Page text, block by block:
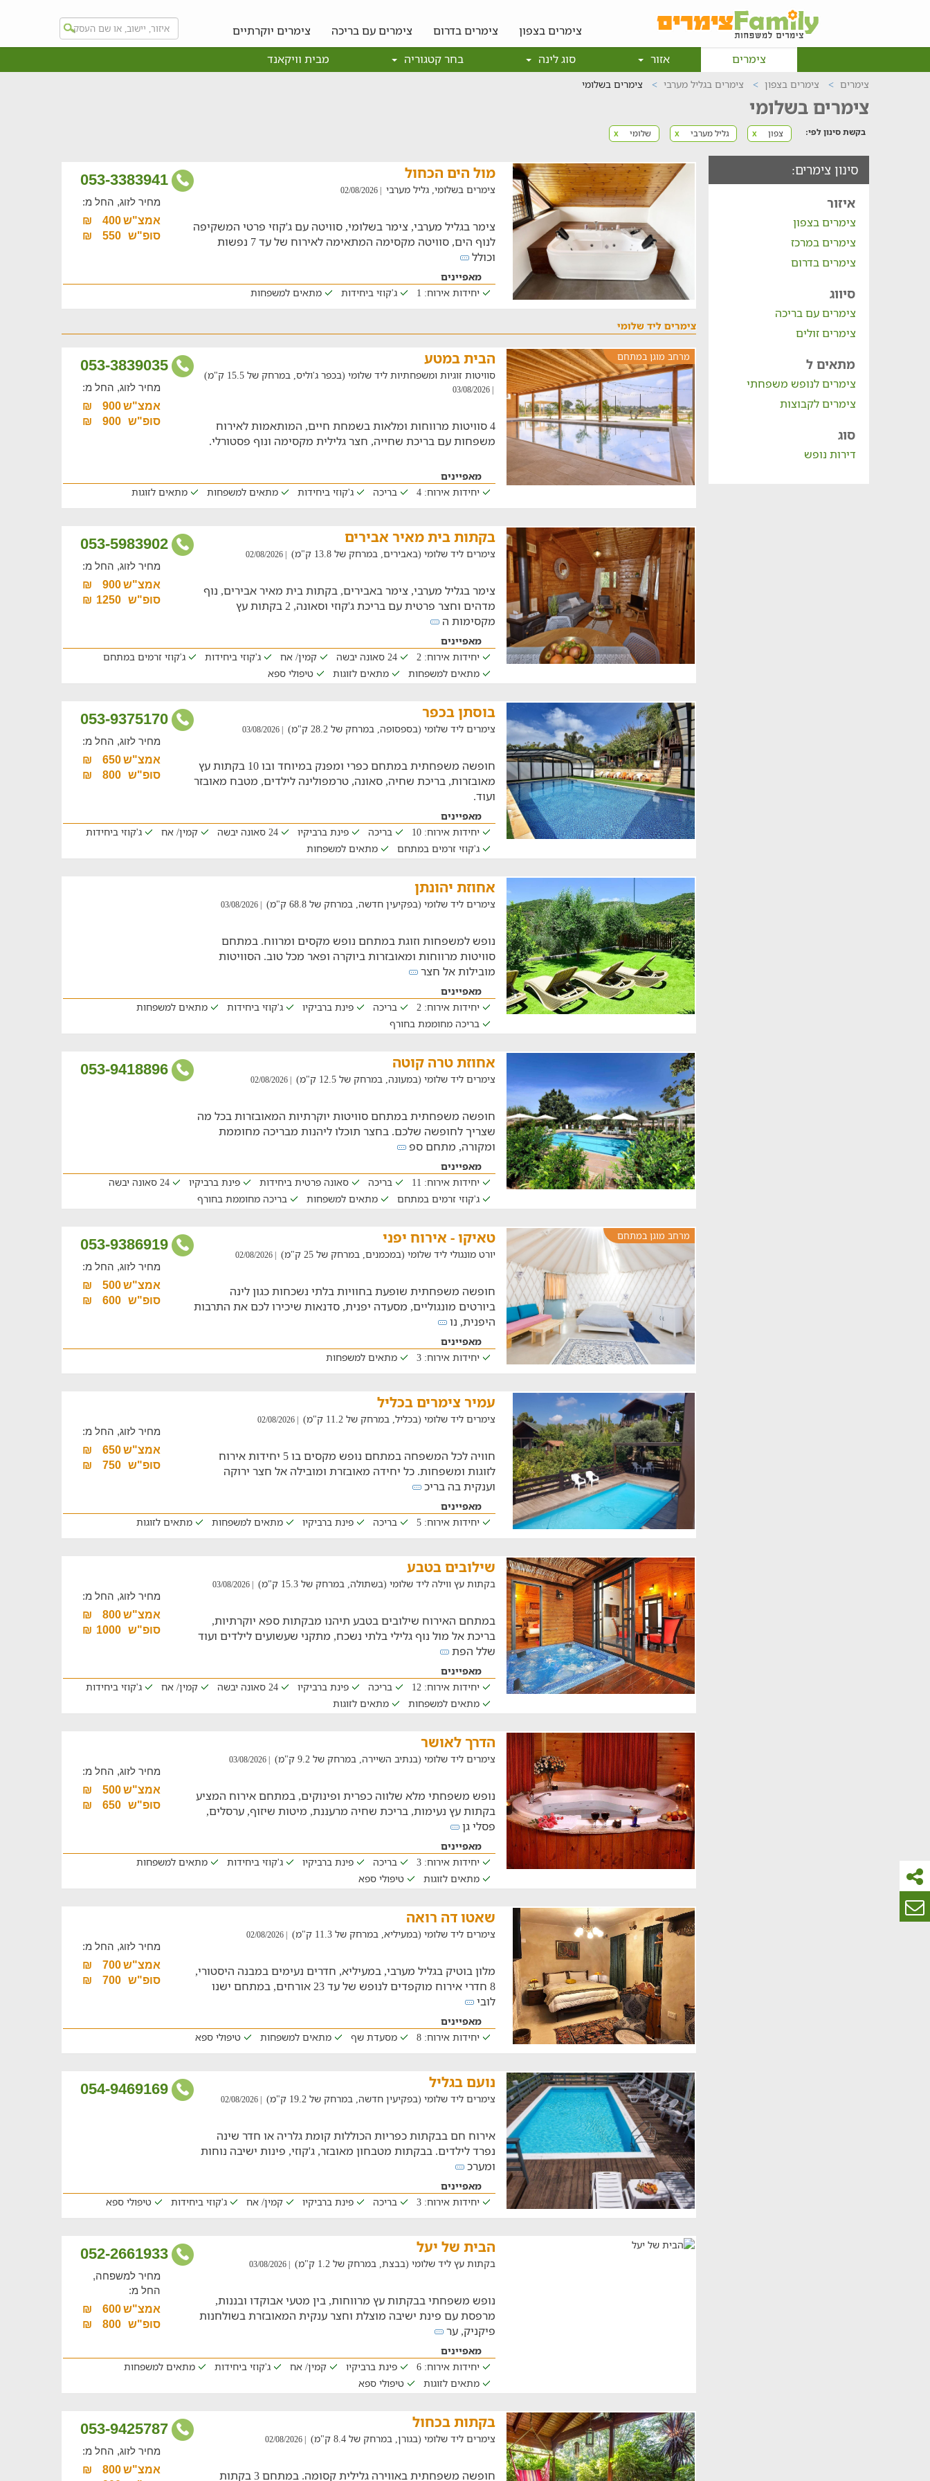
צימרים בצפון צימרים בדרום צימרים עם בריכה
צימרים יוקרתיים
צימרים
אזור סוג לינה בחר קטגוריה מבית וויקאנד
צימרים צימרים בצפון צימרים בגליל מערבי צימרים בשלומי
צימרים בשלומי
בקשת סינון לפי: x צפון x גליל מערבי x שלומי
סינון צימרים:
איזור
צימרים בצפון
צימרים במרכז
צימרים בדרום
סיווג
צימרים עם בריכה
צימרים זולים
מתאים ל
צימרים לנופש משפחתי
צימרים לקבוצות
סוג
דירות נופש
053-3383941 מול הים הכחול
צימרים בשלומי, גליל מערבי | 02/08/2026
צימר בגליל מערבי, צימר בשלומי, סוויטה עם ג'קוזי פרטי המשקיפה
לנוף הים, סוויטה מקסימה המתאימה לאירוח של עד 7 נפשות
וכולל
מחיר לזוג, החל מ:
אמצ"ש400
₪
סופ"ש
550
₪
מאפיינים
יחידות אירוח: 1
ג'קוזי ביחידות מתאים למשפחות
צימרים ליד שלומי
053-3839035 מרחב מוגן במתחם הבית במטע
סוויטות זוגיות ומשפחתיות ליד שלומי (בכפר ג'וליס, במרחק של 15.5 ק"מ)
| 03/08/2026
4 סוויטות מרווחות ומלאות בשמחת חיים, המותאמות לאירוח
משפחות עם בריכת שחייה, חצר גלילית מקסימה ונוף פסטורלי.
מחיר לזוג, החל מ:
אמצ"ש900
₪
סופ"ש
900
₪
מאפיינים
יחידות אירוח: 4
בריכה ג'קוזי ביחידות מתאים למשפחות מתאים לזוגות
053-5983902 בקתות בית מאיר אבירים
צימרים ליד שלומי (באבירים, במרחק של 13.8 ק"מ) | 02/08/2026
צימר בגליל מערבי, צימר באבירים, בקתות בית מאיר אבירים, נוף
מדהים וחצר פרטית עם בריכת ג'קוזי וסאונה, 2 בקתות עץ
מקסימות ה
מחיר לזוג, החל מ:
אמצ"ש900
₪
סופ"ש
1250
₪
מאפיינים
יחידות אירוח: 2
24 סאונה יבשה קמין/ אח ג'קוזי ביחידות
ג'קוזי זרמים במתחם
מתאים למשפחות
מתאים לזוגות טיפולי ספא
053-9375170 בוסתן בכפר
צימרים ליד שלומי (בספסופה, במרחק של 28.2 ק"מ) | 03/08/2026
חופשה משפחתית במתחם כפרי ומפנק במיוחד ובו 10 בקתות עץ
מאובזרות, בריכת שחיה, סאונה, טרמפולינה לילדים, מטבח מאובזר
ועוד.
מחיר לזוג, החל מ:
אמצ"ש650
₪
סופ"ש
800
₪
מאפיינים
יחידות אירוח: 10
בריכה פינת ברביקיו 24 סאונה יבשה קמין/ אח
ג'קוזי ביחידות
ג'קוזי זרמים במתחם
מתאים למשפחות
אחוזת יהונתן
צימרים ליד שלומי (בפקיעין חדשה, במרחק של 68.8 ק"מ) | 03/08/2026
נופש למשפחות וזוגת במתחם נופש מקסים ומרווח. במתחם
סוויטות מרווחות ומאובזרות ביוקרה ופאר מכל טוב. הסוויטות
מובילות אל חצר
מאפיינים
יחידות אירוח: 2
בריכה פינת ברביקיו ג'קוזי ביחידות
מתאים למשפחות
בריכה מחוממת בחורף
053-9418896 אחוזת טרה קוטה
צימרים ליד שלומי (במעונה, במרחק של 12.5 ק"מ) | 02/08/2026
חופשה משפחתית במתחם סוויטות יוקרתיות המאובזרות בכל מה
שצריך לחופשה שלכם. בחצר תוכלו ליהנות מבריכה מחוממת
ומקורה, מתחם ספ
מאפיינים
יחידות אירוח: 11
בריכה סאונה פרטית ביחידות פינת ברביקיו
24 סאונה יבשה
ג'קוזי זרמים במתחם
מתאים למשפחות בריכה מחוממת בחורף
053-9386919 מרחב מוגן במתחם טאיקו - אירוח יפני
יורט מונגולי ליד שלומי (במכמנים, במרחק של 25 ק"מ) | 02/08/2026
חופשה משפחתית שופעת בחוויות בלתי נשכחות כגון לינה
ביורטים מונגוליים, מסעדה יפנית, סדנאות שיכירו לכם את התרבות
היפנית, נו
מחיר לזוג, החל מ:
אמצ"ש500
₪
סופ"ש
600
₪
מאפיינים
יחידות אירוח: 3
מתאים למשפחות
עמיר צימרים בכליל
צימרים ליד שלומי (בכליל, במרחק של 11.2 ק"מ) | 02/08/2026
חוויה לכל המשפחה במתחם נופש מקסים בו 5 יחידות אירוח
לזוגות ומשפחות. כל יחידה מאובזרת ומובילה אל חצר ירוקה
וענקית בה בריכ
מחיר לזוג, החל מ:
אמצ"ש650
₪
סופ"ש
750
₪
מאפיינים
יחידות אירוח: 5
בריכה פינת ברביקיו מתאים למשפחות מתאים לזוגות
שילובים בטבע
בקתות עץ ווילה ליד שלומי (בשתולה, במרחק של 15.3 ק"מ) | 03/08/2026
במתחם האירוח שילובים בטבע תיהנו מבקתות ספא יוקרתיות,
בריכת אל מול נוף גלילי בלתי נשכח, מתקני שעשועים לילדים ועוד
שלל הפת
מחיר לזוג, החל מ:
אמצ"ש800
₪
סופ"ש
1000
₪
מאפיינים
יחידות אירוח: 12
בריכה פינת ברביקיו 24 סאונה יבשה קמין/ אח
ג'קוזי ביחידות
מתאים למשפחות
מתאים לזוגות
הדרך לאושר
צימרים ליד שלומי (בנתיב השיירה, במרחק של 9.2 ק"מ) | 03/08/2026
נופש משפחתי מלא שלווה כפרית ופינוקים, במתחם אירוח המציע
בקתות עץ נעימות, בריכת שחיה מרעננת, מיטות שיזוף, ערסלים,
פסלי גן
מחיר לזוג, החל מ:
אמצ"ש500
₪
סופ"ש
650
₪
מאפיינים
יחידות אירוח: 3
בריכה פינת ברביקיו ג'קוזי ביחידות
מתאים למשפחות
מתאים לזוגות
טיפולי ספא
שאטו דה רואה
צימרים ליד שלומי (במעיליא, במרחק של 11.3 ק"מ) | 02/08/2026
מלון בוטיק בגליל מערבי, במעיליא, חדרים נעימים במבנה היסטורי,
8 חדרי אירוח מוקפדים לנופש של עד 23 אורחים, במתחם ישנו
לובי
מחיר לזוג, החל מ:
אמצ"ש700
₪
סופ"ש
700
₪
מאפיינים
יחידות אירוח: 8
מסעדת שף מתאים למשפחות טיפולי ספא
054-9469169 נועם בגליל
צימרים ליד שלומי (בפקיעין חדשה, במרחק של 19.2 ק"מ) | 02/08/2026
אירוח חם בבקתות כפריות הכוללות קומת גלריה או חדר שינה
נפרד לילדים. בבקתות מטבחון מאובזר, ג'קוזי, פינות ישיבה נוחות
ומערכ
מאפיינים
יחידות אירוח: 3
בריכה פינת ברביקיו קמין/ אח ג'קוזי ביחידות טיפולי ספא
052-2661933 הבית של יעל
בקתות עץ ליד שלומי (בבצת, במרחק של 1.2 ק"מ) | 03/08/2026
נופש משפחתי בבקתות עץ מרווחות, בין מטעי אבוקדו ובננות,
מרפסת עם פינת ישיבה מוצלת וחצר ענקית המאובזרת בשולחנות
פיקניק, ער
מחיר למשפחה,
החל מ:
אמצ"ש600
₪
סופ"ש
800
₪
מאפיינים
יחידות אירוח: 6
פינת ברביקיו קמין/ אח ג'קוזי ביחידות
מתאים למשפחות
מתאים לזוגות
טיפולי ספא
053-9425787 בקתות בכחול
צימרים ליד שלומי (בגורן, במרחק של 8.4 ק"מ) | 02/08/2026
חופשה משפחתית באווירה גלילית קסומה. במתחם 3 בקתות
מחיר לזוג, החל מ:
אמצ"ש800
₪